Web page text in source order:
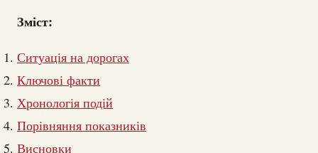
Зміст:
Ситуація на дорогах
Ключові факти
Хронологія подій
Порівняння показників
Висновки